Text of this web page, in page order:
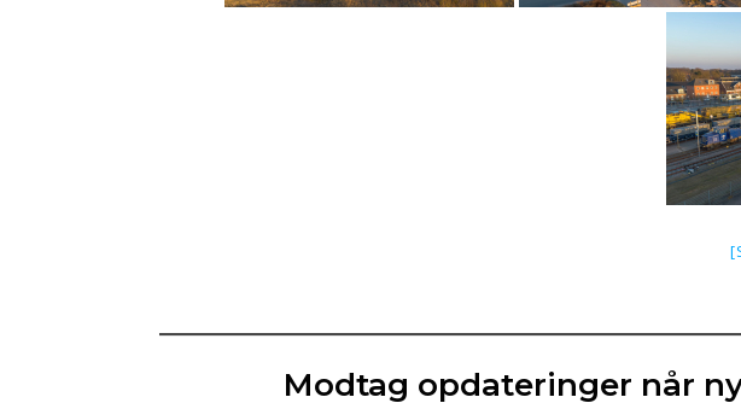
Modtag opdateringer når